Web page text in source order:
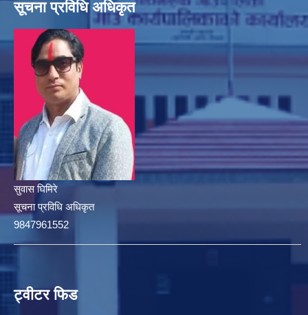
सूचना प्रविधि अधिकृत
सुवास घिमिरे
सूचना प्रविधि अधिकृत
9847961552
ट्वीटर फिड